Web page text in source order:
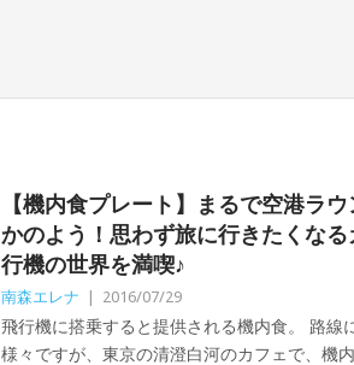
【機内食プレート】まるで空港ラ
かのよう！思わず旅に行きたくな
行機の世界を満喫♪
南森エレナ 2016/07/29
飛行機に搭乗すると提供される機内食。 路線
様々ですが、東京の清澄白河のカフェで、機